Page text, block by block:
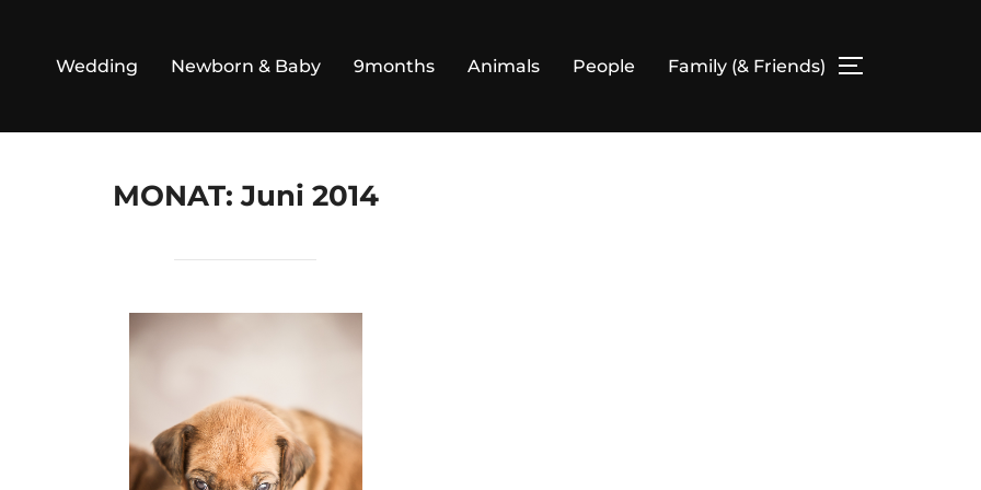
Wedding Newborn & Baby 9months Animals People Family (& Friends)
MONAT:Juni 2014